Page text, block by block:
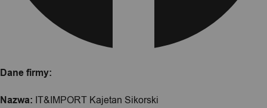
Dane firmy:
Nazwa: IT&IMPORT Kajetan Sikorski